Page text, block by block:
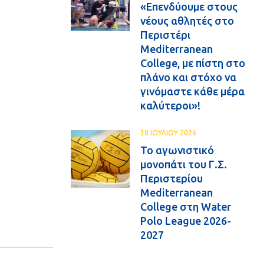
«Επενδύουμε στους
νέους αθλητές στο
Περιστέρι
Mediterranean
College, με πίστη στο
πλάνο και στόχο να
γινόμαστε κάθε μέρα
καλύτεροι»!
30 ΙΟΥΛΙΟΥ 2026
Το αγωνιστικό
μονοπάτι του Γ.Σ.
Περιστερίου
Mediterranean
College στη Water
Polo League 2026-
2027